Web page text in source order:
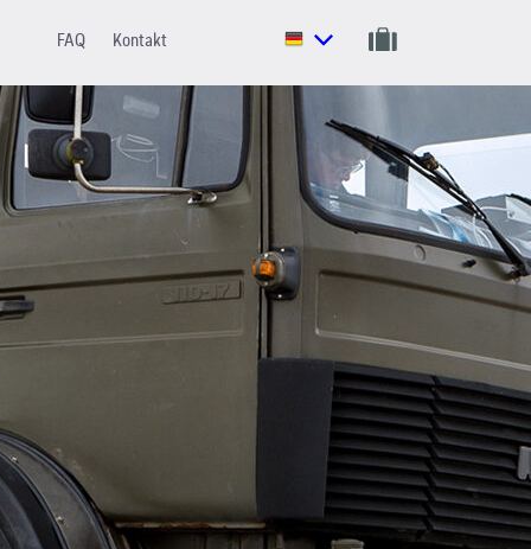
FAQ Kontakt